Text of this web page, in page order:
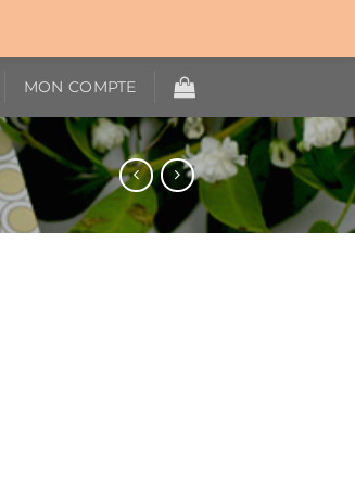
MON COMPTE